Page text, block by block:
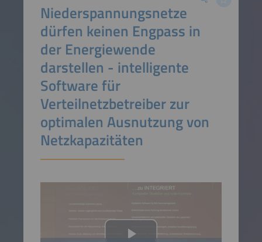
Niederspannungsnetze
dürfen keinen Engpass in
der Energiewende
darstellen - intelligente
Software für
Verteilnetzbetreiber zur
optimalen Ausnutzung von
Netzkapazitäten